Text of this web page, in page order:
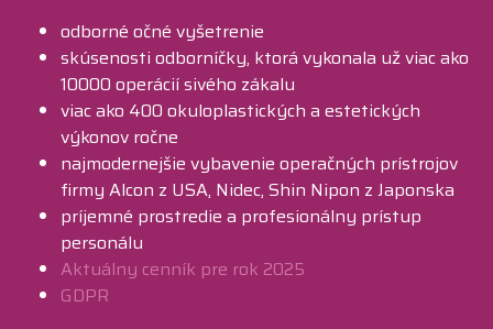
odborné očné vyšetrenie
skúsenosti odborníčky, ktorá vykonala už viac ako
10000 operácií sivého zákalu
viac ako 400 okuloplastických a estetických
výkonov ročne
najmodernejšie vybavenie operačných prístrojov
firmy Alcon z USA, Nidec, Shin Nipon z Japonska
príjemné prostredie a profesionálny prístup
personálu
Aktuálny cenník pre rok 2025
GDPR